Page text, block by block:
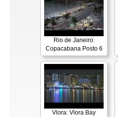
Rio de Janeiro:
Copacabana Posto 6
Vlora: Vlora Bay